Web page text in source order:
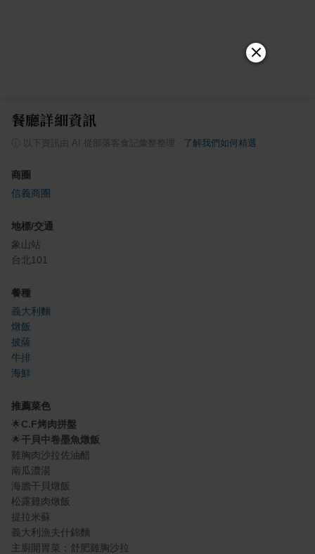
餐廳詳細資訊
ⓘ 以下資訊由 AI 從部落客食記彙整整理 了解我們如何精選
商圈
信義商圈
地標/交通
象山站
台北101
餐種
義大利麵
燉飯
披薩
牛排
海鮮
推薦菜色
🌟C.F烤肉拼盤
🌟干貝中卷墨魚燉飯
雞胸肉沙拉佐油醋
南瓜濃湯
海膽干貝燉飯
松露雞肉燉飯
提拉米蘇
義大利漁夫什錦麵
主廚開胃菜：舒肥雞胸沙拉